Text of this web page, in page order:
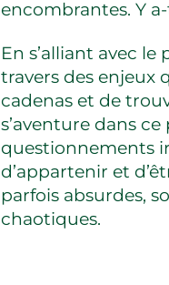
encombrantes. Y
En s’alliant avec
travers des enjeux
cadenas et de
s’aventure dans ce
questionnements
d’appartenir et
parfois absurdes,
chaotiques.